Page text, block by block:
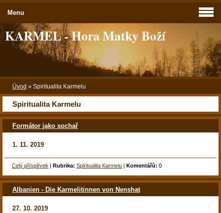
KARMEL - Hora Matky Boží
Úvod » Spiritualita Karmelu
Spiritualita Karmelu
Formátor jako sochař
1. 11. 2019
Celý příspěvek |Rubrika: Spiritualita Karmelu |Komentářů: 0
Albanien - Die Karmelitinnen von Nenshat
27. 10. 2019
Menu